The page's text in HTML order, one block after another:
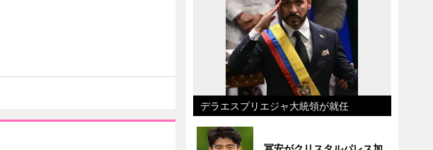
デラエスプリエジャ大統領が就任